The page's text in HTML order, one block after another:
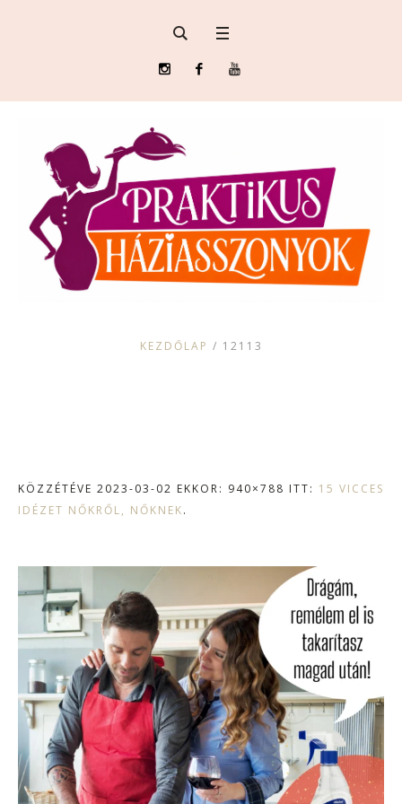
KEZDŐLAP / 12113
KÖZZÉTÉVE 2023-03-02 EKKOR: 940×788 ITT: 15 VICCES
IDÉZET NŐKRŐL, NŐKNEK.